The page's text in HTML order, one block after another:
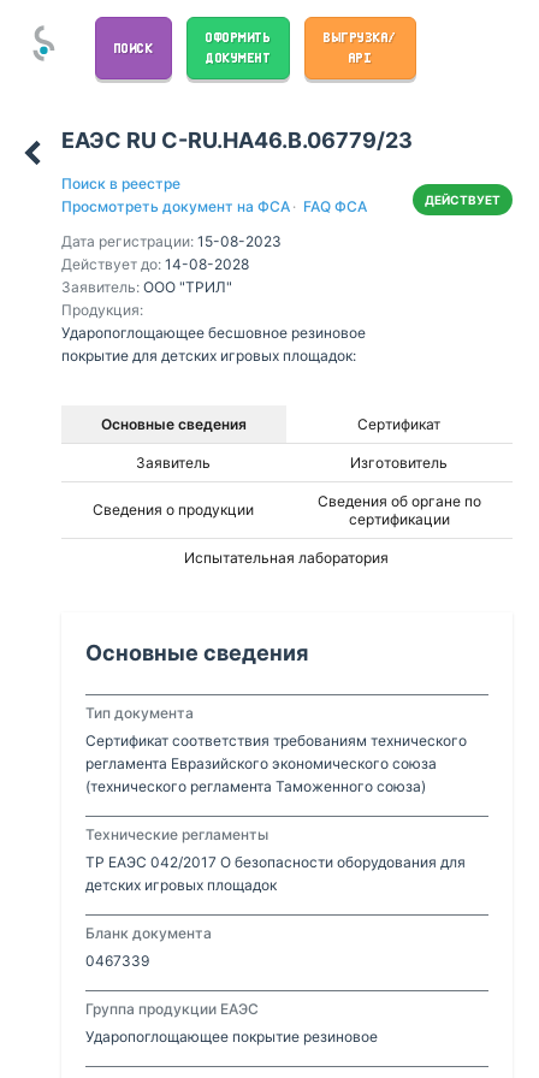
ПОИСК
ОФОРМИТЬ
ДОКУМЕНТ
ВЫГРУЗКА/
API
ЕАЭС RU С-RU.НА46.В.06779/23
Поиск в реестре
Просмотреть документ на ФСА · FAQ ФСА
Дата регистрации: 15-08-2023
Действует до: 14-08-2028
Заявитель: ООО "ТРИЛ"
Продукция:
Ударопоглощающее бесшовное резиновое
покрытие для детских игровых площадок:
ДЕЙСТВУЕТ
Основные сведения Сертификат
Заявитель Изготовитель
Сведения о продукции
Сведения об органе по
сертификации
Испытательная лаборатория
Основные сведения
Тип документа
Сертификат соответствия требованиям технического
регламента Евразийского экономического союза
(технического регламента Таможенного союза)
Технические регламенты
ТР ЕАЭС 042/2017 О безопасности оборудования для
детских игровых площадок
Бланк документа
0467339
Группа продукции ЕАЭС
Ударопоглощающее покрытие резиновое